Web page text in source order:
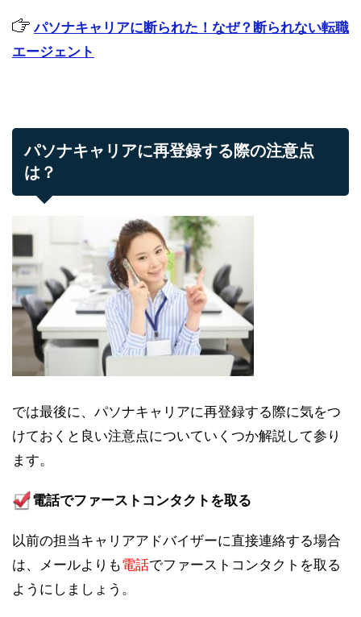
パソナキャリアに断られた！なぜ？断られない転職
エージェント
パソナキャリアに再登録する際の注意点
は？
では最後に、パソナキャリアに再登録する際に気をつ
けておくと良い注意点についていくつか解説して参り
ます。
電話でファーストコンタクトを取る
以前の担当キャリアアドバイザーに直接連絡する場合
は、メールよりも電話でファーストコンタクトを取る
ようにしましょう。